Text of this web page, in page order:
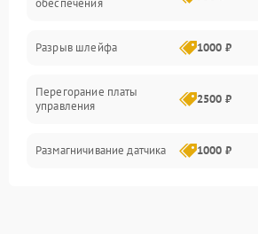
обеспечения
Разрыв шлейфа 1000 ₽
Перегорание платы
управления
2500 ₽
Размагничивание датчика 1000 ₽